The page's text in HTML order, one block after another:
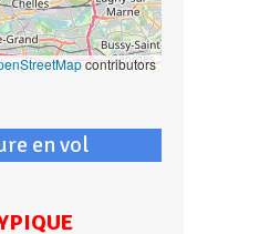
contributors
en vol